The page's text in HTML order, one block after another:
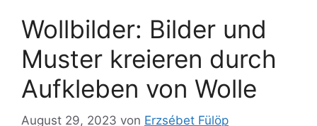
Wollbilder: Bilder und
Muster kreieren durch
Aufkleben von Wolle
August 29, 2023 von Erzsébet Fülöp